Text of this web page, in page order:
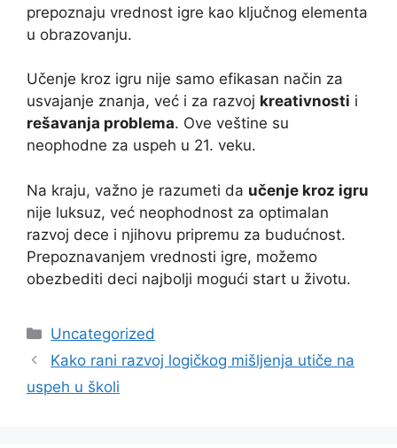
prepoznaju vrednost igre kao ključnog elementa
u obrazovanju.
Učenje kroz igru nije samo efikasan način za
usvajanje znanja, već i za razvoj kreativnosti i
rešavanja problema. Ove veštine su
neophodne za uspeh u 21. veku.
Na kraju, važno je razumeti da učenje kroz igru
nije luksuz, već neophodnost za optimalan
razvoj dece i njihovu pripremu za budućnost.
Prepoznavanjem vrednosti igre, možemo
obezbediti deci najbolji mogući start u životu.
Categories
Uncategorized
Kako rani razvoj logičkog mišljenja utiče na
uspeh u školi